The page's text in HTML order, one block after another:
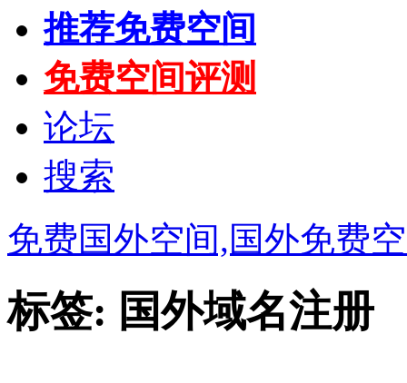
推荐免费空间
免费空间评测
论坛
搜索
免费国外空间,国外免费
标签: 国外域名注册